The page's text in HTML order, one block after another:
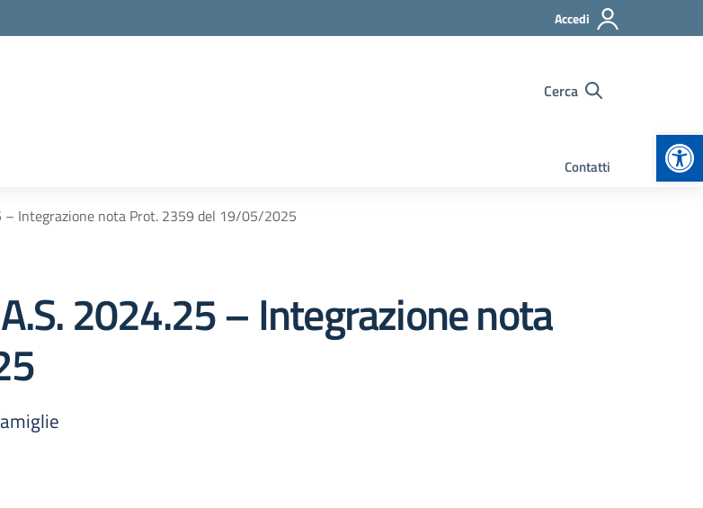
Accedi
Cerca
Contatti
– Integrazione nota Prot. 2359 del 19/05/2025
2024.25 – Integrazione nota